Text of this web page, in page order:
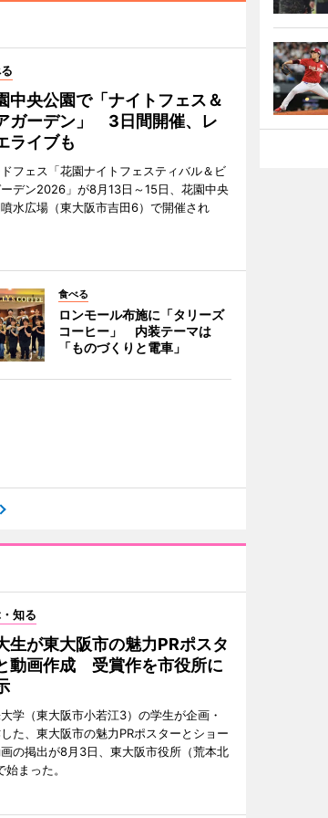
中央公園で「ナイトフェス＆
ガーデン」 3日間開催、レ
ライブも
フェス「花園ナイトフェスティバル＆ビ
デン2026」が8月13日～15日、花園中央
水広場（東大阪市吉田6）で開催され
食べる
ロンモール布施に「タリーズ
コーヒー」 内装テーマは
「ものづくりと電車」
知る
生が東大阪市の魅力PRポスタ
動画作成 受賞作を市役所に
学（東大阪市小若江3）の学生が企画・
た、東大阪市の魅力PRポスターとショー
画の掲出が8月3日、東大阪市役所（荒本北
始まった。